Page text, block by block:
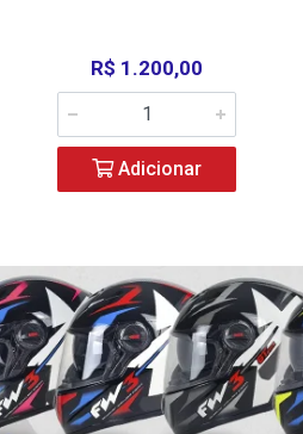
R$ 1.200,00
Adicionar